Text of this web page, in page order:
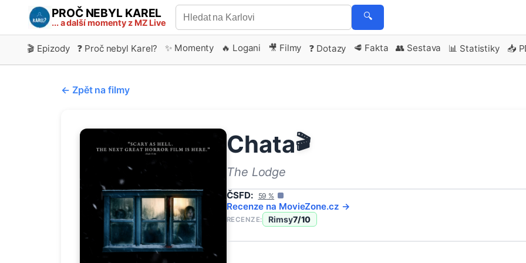
PROČ NEBYL KAREL
... a další momenty z MZ Live
🔍
🎬 Epizody ❓ Proč nebyl Karel? ✨ Momenty 🔥 Logani 🎥 Filmy ❓ Dotazy 🥩 Fakta 👥 Sestava 📊 Statistiky 📥
← Zpět na filmy
Chata🎬
The Lodge
ČSFD: 59 %
Recenze na MovieZone.cz →
RECENZE: Rimsy7/10